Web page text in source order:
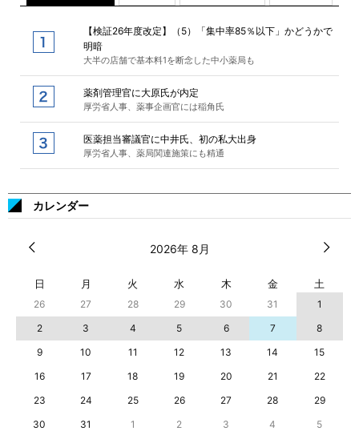
【検証26年度改定】（5）「集中率85％以下」かどうかで
明暗
大半の店舗で基本料1を断念した中小薬局も
薬剤管理官に大原氏が内定
厚労省人事、薬事企画官には稲角氏
医薬担当審議官に中井氏、初の私大出身
厚労省人事、薬局関連施策にも精通
カレンダー
2026年 8月
日 月 火 水 木 金 土
26 27 28 29 30 31
1
2
3 4 5 6 7
8
9
10 11 12 13 14
15
16
17 18 19 20 21
22
23
24 25 26 27 28
29
30
31 1 2 3 4 5